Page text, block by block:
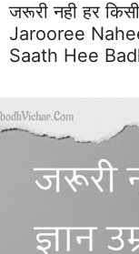
जरूरी नही हर
Jarooree
Saath Hee